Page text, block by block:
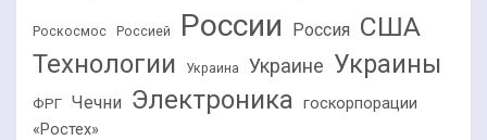
Роскосмос Россией России Россия США
Технологии Украина Украине Украины
ФРГ Чечни Электроника госкорпорации
«Ростех»